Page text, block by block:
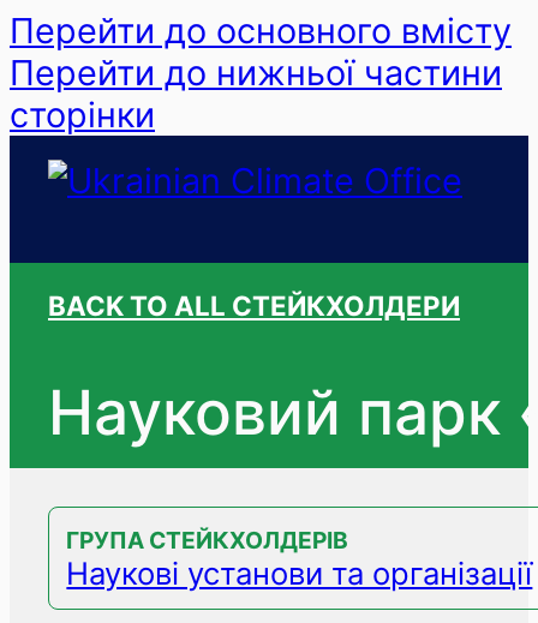
Перейти до основного вмісту
Перейти до нижньої частини
сторінки
BACK TO ALL СТЕЙКХОЛДЕРИ
Науковий парк
ГРУПА СТЕЙКХОЛДЕРІВ
Наукові установи та організації